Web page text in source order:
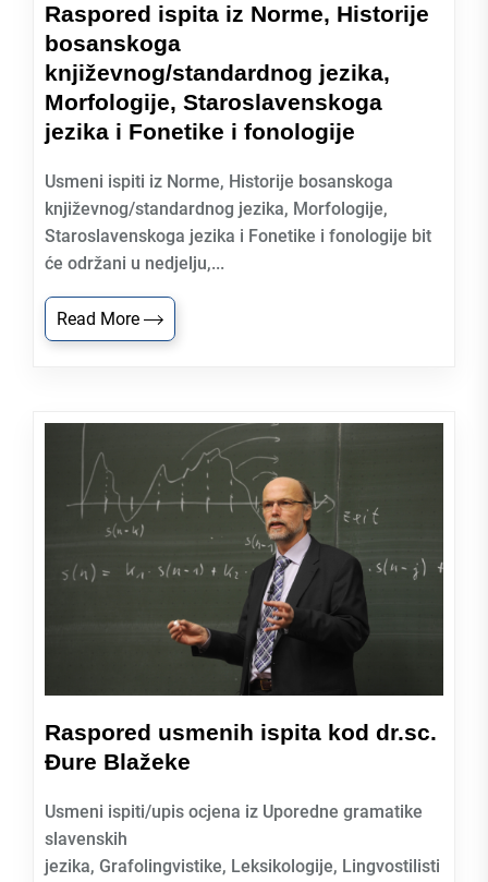
Raspored ispita iz Norme, Historije
bosanskoga
književnog/standardnog jezika,
Morfologije, Staroslavenskoga
jezika i Fonetike i fonologije
Usmeni ispiti iz Norme, Historije bosanskoga
književnog/standardnog jezika, Morfologije,
Staroslavenskoga jezika i Fonetike i fonologije bit
će održani u nedjelju,...
Read More
Raspored usmenih ispita kod dr.sc.
Đure Blažeke
Usmeni ispiti/upis ocjena iz Uporedne gramatike
slavenskih
jezika, Grafolingvistike, Leksikologije, Lingvostilisti